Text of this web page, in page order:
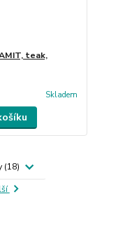
teak,
Skladem
(18)